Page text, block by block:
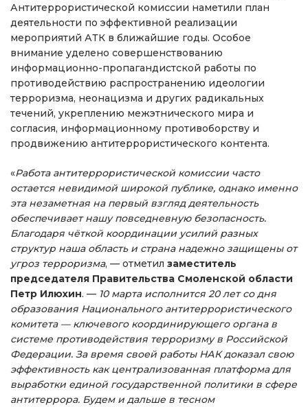
Антитеррористической комиссии наметили план
деятельности по эффективной реализации
мероприятий АТК в ближайшие годы. Особое
внимание уделено совершенствованию
информационно-пропагандистской работы по
противодействию распространению идеологии
терроризма, неонацизма и других радикальных
течений, укреплению межэтнического мира и
согласия, информационному противоборству и
продвижению антитеррористического контента.
«Работа антитеррористической комиссии часто
остается невидимой широкой публике, однако именно
эта незаметная на первый взгляд деятельность
обеспечивает нашу повседневную безопасность.
Благодаря чёткой координации усилий разных
структур наша область и страна надежно защищены от
угроз терроризма, — отметил заместитель
председателя Правительства Смоленской области
Петр Илюхин. — 10 марта исполнится 20 лет со дня
образования Национального антитеррористического
комитета — ключевого координирующего органа в
системе противодействия терроризму в Российской
Федерации. За время своей работы НАК доказал свою
эффективность как централизованная платформа для
выработки единой государственной политики в сфере
антитеррора. Будем и дальше в тесном